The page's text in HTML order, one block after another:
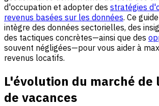
d'occupation et adopter des stratégies
revenus basées sur les données. Ce
intègre des données sectorielles, des
des tactiques concrètes—ainsi que des
souvent négligées—pour vous aider à
revenus locatifs.
L'évolution du marché de
de vacances